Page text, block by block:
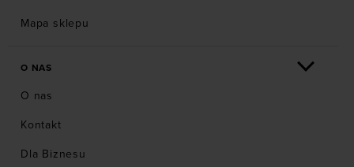
Mapa sklepu
O NAS
O nas
Kontakt
Dla Biznesu